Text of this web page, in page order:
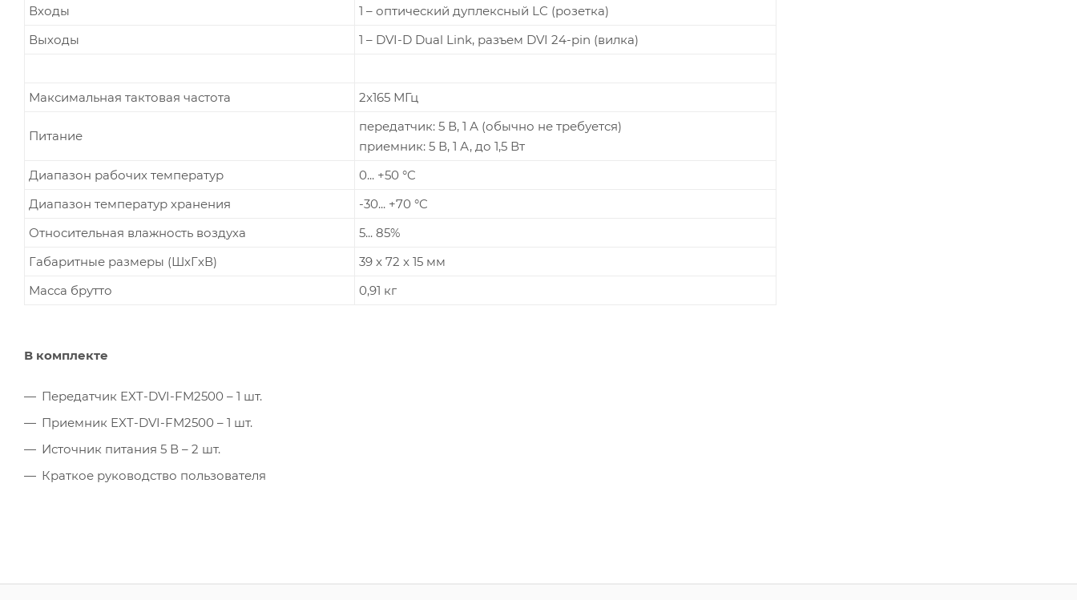
Входы
1 – оптический дуплексный LC (розетка)
Выходы
1 – DVI-D Dual Link, разъем DVI 24-pin (вилка)
Максимальная тактовая частота 2x165 МГц
Питание
передатчик: 5 В, 1 А (обычно не требуется)
приемник: 5 В, 1 А, до 1,5 Вт
Диапазон рабочих температур
0... +50 °C
Диапазон температур хранения
-30... +70 °C
Относительная влажность воздуха
5... 85%
Габаритные размеры (ШxГxВ)
39 x 72 x 15 мм
Масса брутто
0,91 кг
В комплекте
Передатчик EXT-DVI-FM2500 – 1 шт.
Приемник EXT-DVI-FM2500 – 1 шт.
Источник питания 5 В – 2 шт.
Краткое руководство пользователя